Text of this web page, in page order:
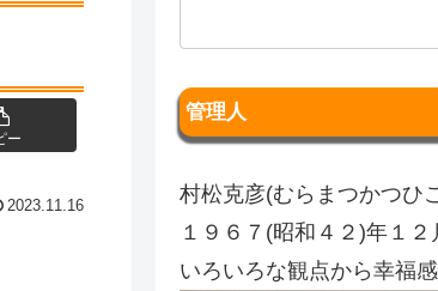
ー
2023.11.16
管理人
村松克彦(むらまつかつひ
１９６７(昭和４２)年１
いろいろな観点から幸福感